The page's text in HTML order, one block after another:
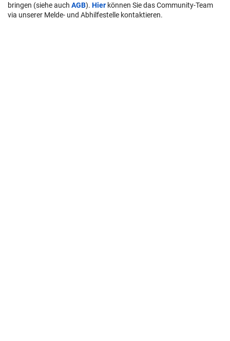
bringen (siehe auch AGB). Hier können Sie das Community-Team
via unserer Melde- und Abhilfestelle kontaktieren.